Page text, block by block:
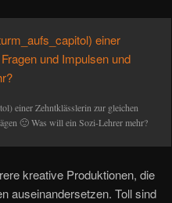
einer Zehntklässlerin zur gleichen
🙂 Was will ein Sozi-Lehrer mehr?
kreative Produktionen, die
auseinandersetzen. Toll sind